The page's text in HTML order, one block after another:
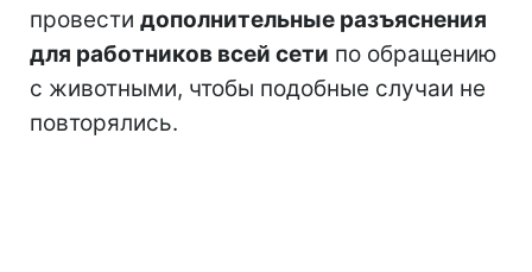
провести дополнительные разъяснения
для работников всей сети по обращению
с животными, чтобы подобные случаи не
повторялись.